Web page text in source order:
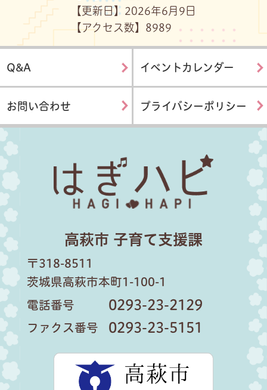
【更新日】 2026年6月9日
【アクセス数】 8989
Q&A イベントカレンダー
お問い合わせ プライバシーポリシー
はぎハピ
高萩市 子育て支援課
〒318-8511
茨城県高萩市本町1-100-1
電話番号 0293-23-2129
ファクス番号 0293-23-5151
高萩市